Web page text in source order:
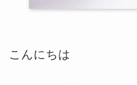
こんにちは